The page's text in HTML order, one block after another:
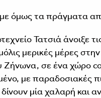
όμως τα πράγματα
Τατσιά άνοιξε
μερικές μέρες
Ζήνωνα, σε ένα χώρο
με παραδοσιακές
μία χαλαρή και